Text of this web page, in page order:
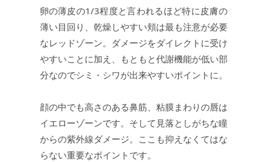
卵の薄皮の1/3程度と言われるほど特に皮膚の
薄い目回り、乾燥しやすい頬は最も注意が必要
なレッドゾーン。ダメージをダイレクトに受け
やすいことに加え、もともと代謝機能が低い部
分なのでシミ・シワが出来やすいポイントに。
顔の中でも高さのある鼻筋、粘膜まわりの唇は
イエローゾーンです。そして見落としがちな瞳
からの紫外線ダメージ。ここも抑えなくてはな
らない重要なポイントです。